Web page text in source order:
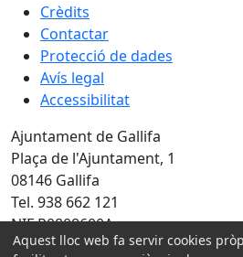
Crèdits
Contactar
Protecció de dades
Avís legal
Accessibilitat
Ajuntament de Gallifa
Plaça de l'Ajuntament, 1
08146 Gallifa
Tel. 938 662 121
NIF P0808600A
Aquest lloc web fa servir cookies